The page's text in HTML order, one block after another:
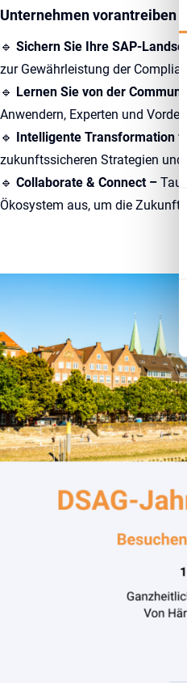
Unternehmen vorantreiben
🔹 Sichern Sie Ihre SAP-
zur Gewährleistung der
🔹 Lernen Sie von der
Anwendern, Experten und
🔹 Intelligente Transformation
zukunftssicheren Strategien
🔹 Collaborate & Connect –
Ökosystem aus, um die Zukunft